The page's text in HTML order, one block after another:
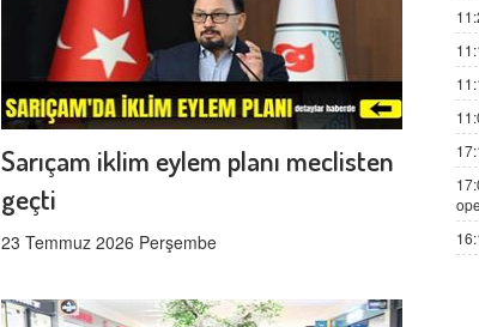
Sarıçam iklim eylem planı meclisten
geçti
23 Temmuz 2026 Perşembe